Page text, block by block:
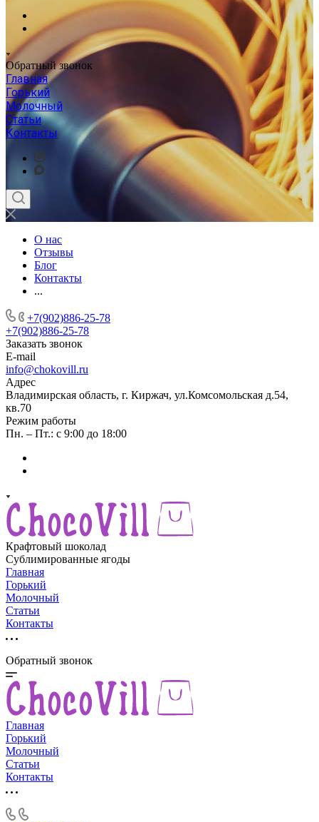
Обратный звонок
Главная
Горький
Молочный
Статьи
Контакты
О нас
Отзывы
Блог
Контакты
...
+7(902)886-25-78
+7(902)886-25-78
Заказать звонок
E-mail
info@chokovill.ru
Адрес
Владимирская область, г. Киржач, ул.Комсомольская д.54,
кв.70
Режим работы
Пн. – Пт.: с 9:00 до 18:00
Крафтовый шоколад
Сублимированные ягоды
Главная
Горький
Молочный
Статьи
Контакты
Обратный звонок
Главная
Горький
Молочный
Статьи
Контакты